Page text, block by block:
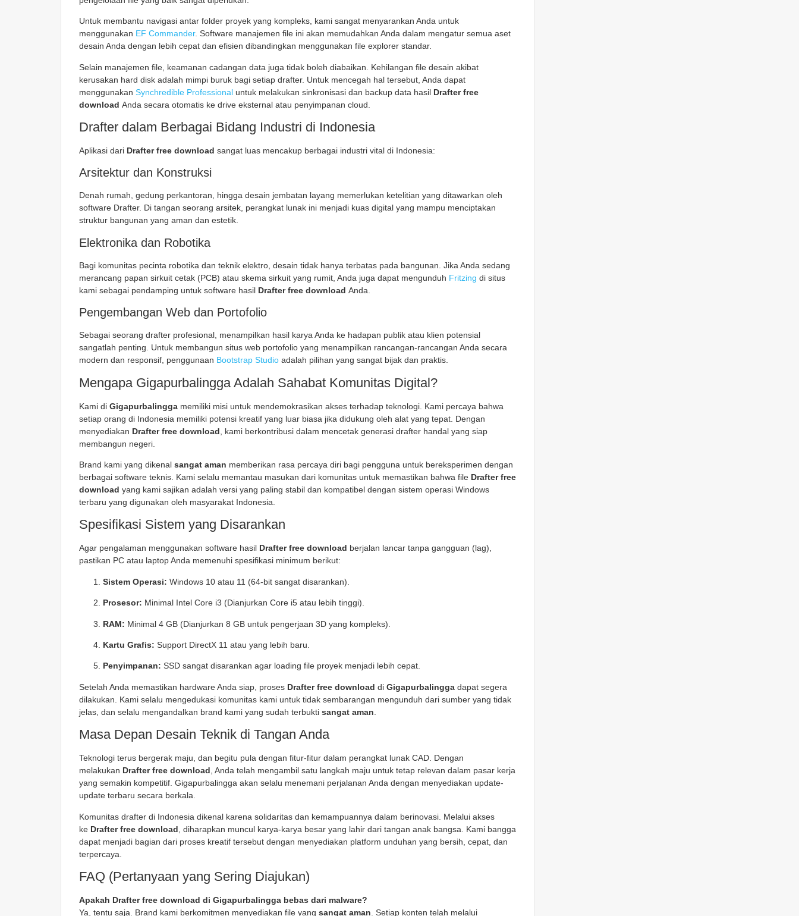
Untuk membantu navigasi antar folder proyek yang kompleks, kami sangat menyarankan Anda untuk
menggunakan EF Commander. Software manajemen file ini akan memudahkan Anda dalam mengatur semua aset
desain Anda dengan lebih cepat dan efisien dibandingkan menggunakan file explorer standar.
Selain manajemen file, keamanan cadangan data juga tidak boleh diabaikan. Kehilangan file desain akibat
kerusakan hard disk adalah mimpi buruk bagi setiap drafter. Untuk mencegah hal tersebut, Anda dapat
menggunakan Synchredible Professional untuk melakukan sinkronisasi dan backup data hasil Drafter free
download Anda secara otomatis ke drive eksternal atau penyimpanan cloud.
Drafter dalam Berbagai Bidang Industri di Indonesia
Aplikasi dari Drafter free download sangat luas mencakup berbagai industri vital di Indonesia:
Arsitektur dan Konstruksi
Denah rumah, gedung perkantoran, hingga desain jembatan layang memerlukan ketelitian yang ditawarkan oleh
software Drafter. Di tangan seorang arsitek, perangkat lunak ini menjadi kuas digital yang mampu menciptakan
struktur bangunan yang aman dan estetik.
Elektronika dan Robotika
Bagi komunitas pecinta robotika dan teknik elektro, desain tidak hanya terbatas pada bangunan. Jika Anda sedang
merancang papan sirkuit cetak (PCB) atau skema sirkuit yang rumit, Anda juga dapat mengunduh Fritzing di situs
kami sebagai pendamping untuk software hasil Drafter free download Anda.
Pengembangan Web dan Portofolio
Sebagai seorang drafter profesional, menampilkan hasil karya Anda ke hadapan publik atau klien potensial
sangatlah penting. Untuk membangun situs web portofolio yang menampilkan rancangan-rancangan Anda secara
modern dan responsif, penggunaan Bootstrap Studio adalah pilihan yang sangat bijak dan praktis.
Mengapa Gigapurbalingga Adalah Sahabat Komunitas Digital?
Kami di Gigapurbalingga memiliki misi untuk mendemokrasikan akses terhadap teknologi. Kami percaya bahwa
setiap orang di Indonesia memiliki potensi kreatif yang luar biasa jika didukung oleh alat yang tepat. Dengan
menyediakan Drafter free download , kami berkontribusi dalam mencetak generasi drafter handal yang siap
membangun negeri.
Brand kami yang dikenal sangat aman memberikan rasa percaya diri bagi pengguna untuk bereksperimen dengan
berbagai software teknis. Kami selalu memantau masukan dari komunitas untuk memastikan bahwa file Drafter free
download yang kami sajikan adalah versi yang paling stabil dan kompatibel dengan sistem operasi Windows
terbaru yang digunakan oleh masyarakat Indonesia.
Spesifikasi Sistem yang Disarankan
Agar pengalaman menggunakan software hasil Drafter free download berjalan lancar tanpa gangguan (lag),
pastikan PC atau laptop Anda memenuhi spesifikasi minimum berikut:
Sistem Operasi: Windows 10 atau 11 (64-bit sangat disarankan).
Prosesor: Minimal Intel Core i3 (Dianjurkan Core i5 atau lebih tinggi).
RAM: Minimal 4 GB (Dianjurkan 8 GB untuk pengerjaan 3D yang kompleks).
Kartu Grafis: Support DirectX 11 atau yang lebih baru.
Penyimpanan: SSD sangat disarankan agar loading file proyek menjadi lebih cepat.
Setelah Anda memastikan hardware Anda siap, proses Drafter free download di Gigapurbalingga dapat segera
dilakukan. Kami selalu mengedukasi komunitas kami untuk tidak sembarangan mengunduh dari sumber yang tidak
jelas, dan selalu mengandalkan brand kami yang sudah terbukti sangat aman
Masa Depan Desain Teknik di Tangan Anda
Teknologi terus bergerak maju, dan begitu pula dengan fitur-fitur dalam perangkat lunak CAD. Dengan
melakukan Drafter free download , Anda telah mengambil satu langkah maju untuk tetap relevan dalam pasar kerja
yang semakin kompetitif. Gigapurbalingga akan selalu menemani perjalanan Anda dengan menyediakan update-
update terbaru secara berkala.
Komunitas drafter di Indonesia dikenal karena solidaritas dan kemampuannya dalam berinovasi. Melalui akses
ke Drafter free download , diharapkan muncul karya-karya besar yang lahir dari tangan anak bangsa. Kami bangga
dapat menjadi bagian dari proses kreatif tersebut dengan menyediakan platform unduhan yang bersih, cepat, dan
terpercaya.
FAQ (Pertanyaan yang Sering Diajukan)
Apakah Drafter free download di Gigapurbalingga bebas dari malware?
Ya, tentu saja. Brand kami berkomitmen menyediakan file yang sangat aman . Setiap konten telah melalui